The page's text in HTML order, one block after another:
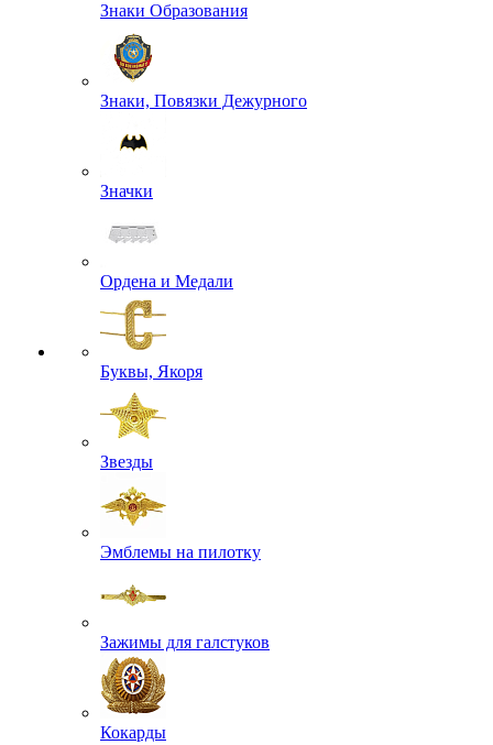
Знаки Образования
Знаки, Повязки Дежурного
Значки
Ордена и Медали
Буквы, Якоря
Звезды
Эмблемы на пилотку
Зажимы для галстуков
Кокарды